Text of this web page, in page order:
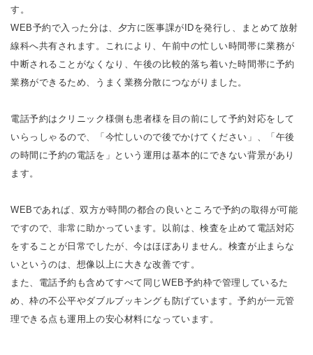
す。
WEB予約で入った分は、夕方に医事課がIDを発行し、まとめて放射
線科へ共有されます。これにより、午前中の忙しい時間帯に業務が
中断されることがなくなり、午後の比較的落ち着いた時間帯に予約
業務ができるため、うまく業務分散につながりました。
電話予約はクリニック様側も患者様を目の前にして予約対応をして
いらっしゃるので、「今忙しいので後でかけてください」、「午後
の時間に予約の電話を」という運用は基本的にできない背景があり
ます。
WEBであれば、双方が時間の都合の良いところで予約の取得が可能
ですので、非常に助かっています。以前は、検査を止めて電話対応
をすることが日常でしたが、今はほぼありません。検査が止まらな
いというのは、想像以上に大きな改善です。
また、電話予約も含めてすべて同じWEB予約枠で管理しているた
め、枠の不公平やダブルブッキングも防げています。予約が一元管
理できる点も運用上の安心材料になっています。